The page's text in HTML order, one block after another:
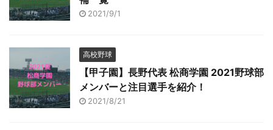
2021/9/1
高校野球
【甲子園】長野代表 松商学園 2021野球部
メンバーと注目選手を紹介！
2021/8/21